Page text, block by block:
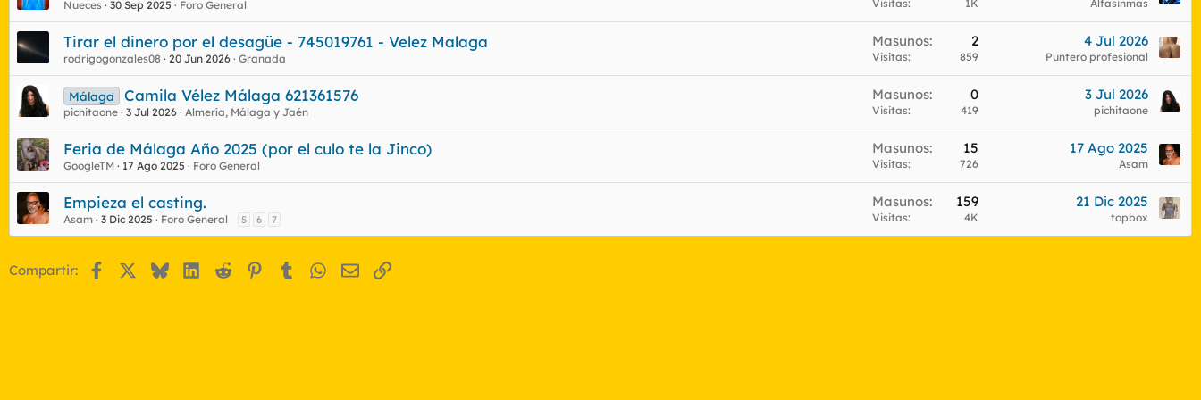
Nueces 30 Sep 2025 Foro General Visitas 1K Alfasinmas
Tirar el dinero por el desagüe - 745019761 - Velez Malaga
rodrigogonzales08 20 Jun 2026 Granada
Masunos 2
Visitas 859
4 Jul 2026
Puntero profesional
Málaga Camila Vélez Málaga 621361576
pichitaone 3 Jul 2026 Almería, Málaga y Jaén
Masunos 0
Visitas 419
3 Jul 2026
pichitaone
Feria de Málaga Año 2025 (por el culo te la Jinco)
GoogleTM 17 Ago 2025 Foro General
Masunos 15
Visitas 726
17 Ago 2025
Asam
Empieza el casting.
Asam 3 Dic 2025 Foro General 5 6 7
Masunos 159
Visitas 4K
21 Dic 2025
topbox
Compartir: FacebookBlueskyLinkedIn
Reddit Pinterest
Tumblr WhatsApp
EmailEnlace